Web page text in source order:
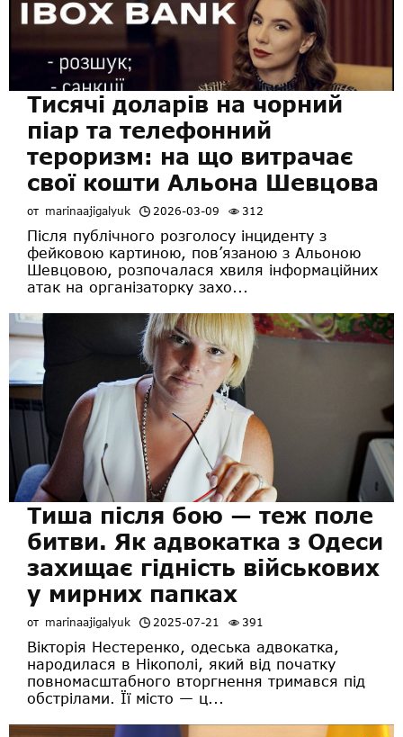
Тисячі доларів на чорний
піар та телефонний
тероризм: на що витрачає
свої кошти Альона Шевцова
от marinaajigalyuk 2026-03-09 312
Після публічного розголосу інциденту з
фейковою картиною, пов’язаною з Альоною
Шевцовою, розпочалася хвиля інформаційних
атак на організаторку захо...
Тиша після бою — теж поле
битви. Як адвокатка з Одеси
захищає гідність військових
у мирних папках
от marinaajigalyuk 2025-07-21 391
Вікторія Нестеренко, одеська адвокатка,
народилася в Нікополі, який від початку
повномасштабного вторгнення тримався під
обстрілами. Її місто — ц...